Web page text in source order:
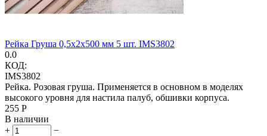
Рейка Груша 0,5х2х500 мм 5 шт. IMS3802
0.0
КОД:
IMS3802
Рейка. Розовая груша. Применяется в основном в моделях
высокого уровня для настила палуб, обшивки корпуса.
‍255‍ Р
В наличии
+
−